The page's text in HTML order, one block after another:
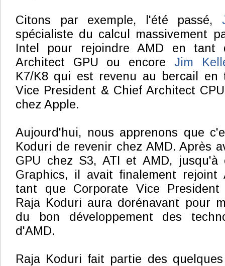
Citons par exemple, l'été passé,
spécialiste du calcul massivement
Intel pour rejoindre AMD en tant
Architect GPU ou encore Jim
K7/K8 qui est revenu au bercail en
Vice President & Chief Architect
chez Apple.
Aujourd'hui, nous apprenons que
Koduri de revenir chez AMD. Après
GPU chez S3, ATI et AMD,
Graphics, il avait finalement rejoint
tant que Corporate Vice President
Raja Koduri aura dorénavant pour
du bon développement des
d'AMD.
Raja Koduri fait partie des